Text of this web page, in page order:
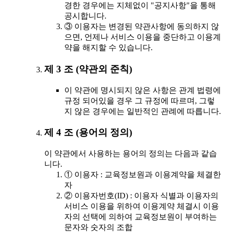
경한 경우에는 지체없이 "공지사항"을 통해
공시합니다.
③ 이용자는 변경된 약관사항에 동의하지 않
으면, 언제나 서비스 이용을 중단하고 이용계
약을 해지할 수 있습니다.
제 3 조 (약관외 준칙)
이 약관에 명시되지 않은 사항은 관계 법령에
규정 되어있을 경우 그 규정에 따르며, 그렇
지 않은 경우에는 일반적인 관례에 따릅니다.
제 4 조 (용어의 정의)
이 약관에서 사용하는 용어의 정의는 다음과 같습
니다.
① 이용자 : 교육정보원과 이용계약을 체결한
자
② 이용자번호(ID) : 이용자 식별과 이용자의
서비스 이용을 위하여 이용계약 체결시 이용
자의 선택에 의하여 교육정보원이 부여하는
문자와 숫자의 조합